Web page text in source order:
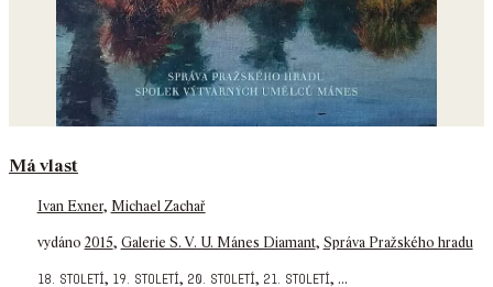
Má vlast
Ivan Exner, Michael Zachař
vydáno 2015, Galerie S. V. U. Mánes Diamant, Správa Pražského hradu
18. století, 19. století, 20. století, 21. století, ...